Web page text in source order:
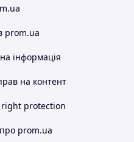
prom.ua
інформація
на контент
protection
про prom.ua